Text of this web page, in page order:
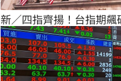
新／四指齊揚！台指期飆